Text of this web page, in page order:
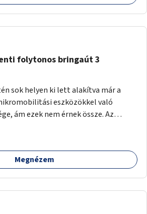
folytonos bringaút 3
sok helyen ki lett alakítva már a
eszközökkel való
ám ezek nem érnek össze. Az
van és a költségvetési lehetőségek
Megnézem